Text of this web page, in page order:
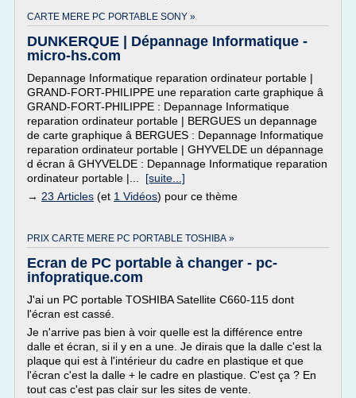
CARTE MERE PC PORTABLE SONY »
DUNKERQUE | Dépannage Informatique -
micro-hs.com
Depannage Informatique reparation ordinateur portable |
GRAND-FORT-PHILIPPE une reparation carte graphique â
GRAND-FORT-PHILIPPE : Depannage Informatique
reparation ordinateur portable | BERGUES un depannage
de carte graphique â BERGUES : Depannage Informatique
reparation ordinateur portable | GHYVELDE un dépannage
d écran â GHYVELDE : Depannage Informatique reparation
ordinateur portable |... [suite...]
→ 23 Articles (et 1 Vidéos) pour ce thème
PRIX CARTE MERE PC PORTABLE TOSHIBA »
Ecran de PC portable à changer - pc-
infopratique.com
J'ai un PC portable TOSHIBA Satellite C660-115 dont
l'écran est cassé.
Je n'arrive pas bien à voir quelle est la différence entre
dalle et écran, si il y en a une. Je dirais que la dalle c'est la
plaque qui est à l'intérieur du cadre en plastique et que
l'écran c'est la dalle + le cadre en plastique. C'est ça ? En
tout cas c'est pas clair sur les sites de vente.